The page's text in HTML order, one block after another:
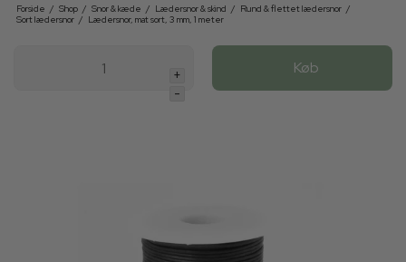
Forside / Shop / Snor & kæde / Lædersnor & skind / Rund & flettet lædersnor /
Sort lædersnor / Lædersnor, mat sort, 3 mm, 1 meter
+
-
Køb